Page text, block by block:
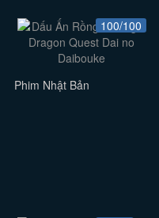
100/100
Phim Nhật Bản